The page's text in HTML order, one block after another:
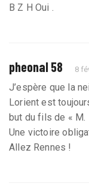
B Z H Oui .
pheonal 58 8
J’espère que la
Lorient est
but du fils de « M.
Une victoire
Allez Rennes !